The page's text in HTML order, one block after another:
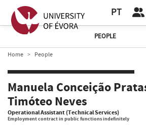
PT
PEOPLE
Home People
Manuela Conceição
Timóteo Neves
Operational Assistant (Technical Services)
Employment contract in public functions indefinitely